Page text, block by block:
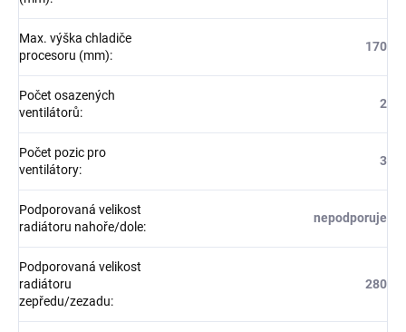
Max. výška chladiče
procesoru (mm):
170
Počet osazených
ventilátorů:
2
Počet pozic pro
ventilátory:
3
Podporovaná velikost
radiátoru nahoře/dole:
nepodporuje
Podporovaná velikost
radiátoru
zepředu/zezadu:
280